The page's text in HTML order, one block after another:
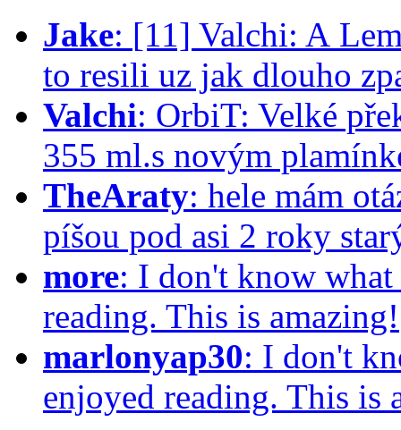
Jake: [11] Valchi: A
to resili uz jak dlouho
Valchi: OrbiT: Velké
355 ml.s novým
TheAraty: hele mám
píšou pod asi 2 roky
more: I don't know what
reading. This is amazing!
marlonyap30: I don't
enjoyed reading. This